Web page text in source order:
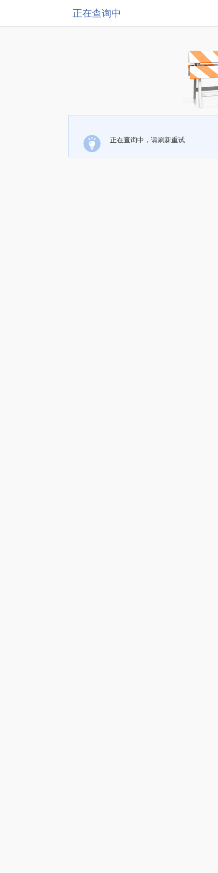
正在查询中
正在查询中，请刷新重试